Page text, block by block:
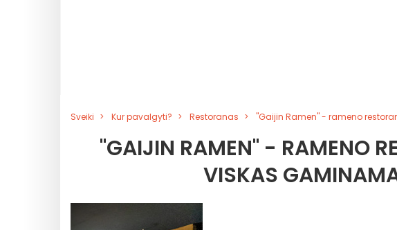
Sveiki Kur pavalgyti? Restoranas "Gaijin Ramen" - rameno
"GAIJIN RAMEN" - RAMENO
VISKAS